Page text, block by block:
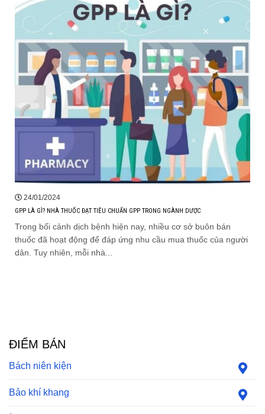
24/01/2024
GPP LÀ GÌ? NHÀ THUỐC ĐẠT TIÊU CHUẨN GPP TRONG NGÀNH DƯỢC
Trong bối cảnh dịch bệnh hiện nay, nhiều cơ sở buôn bán
thuốc đã hoạt động để đáp ứng nhu cầu mua thuốc của người
dân. Tuy nhiên, mỗi nhà...
ĐIỂM BÁN
Bách niên kiện
Bảo khí khang